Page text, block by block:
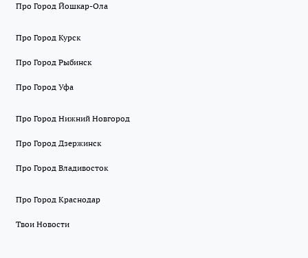
Про Город Йошкар-Ола
Про Город Курск
Про Город Рыбинск
Про Город Уфа
Про Город Нижний Новгород
Про Город Дзержинск
Про Город Владивосток
Про Город Краснодар
Твои Новости